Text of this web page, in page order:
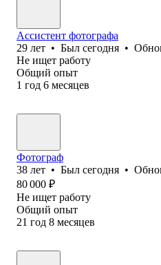
Ассистент фотографа
29 лет • Был сегодня •
Не ищет работу
Общий опыт
1 год 6 месяцев
Фотограф
38 лет • Был сегодня •
80 000 ₽
Не ищет работу
Общий опыт
21 год 8 месяцев